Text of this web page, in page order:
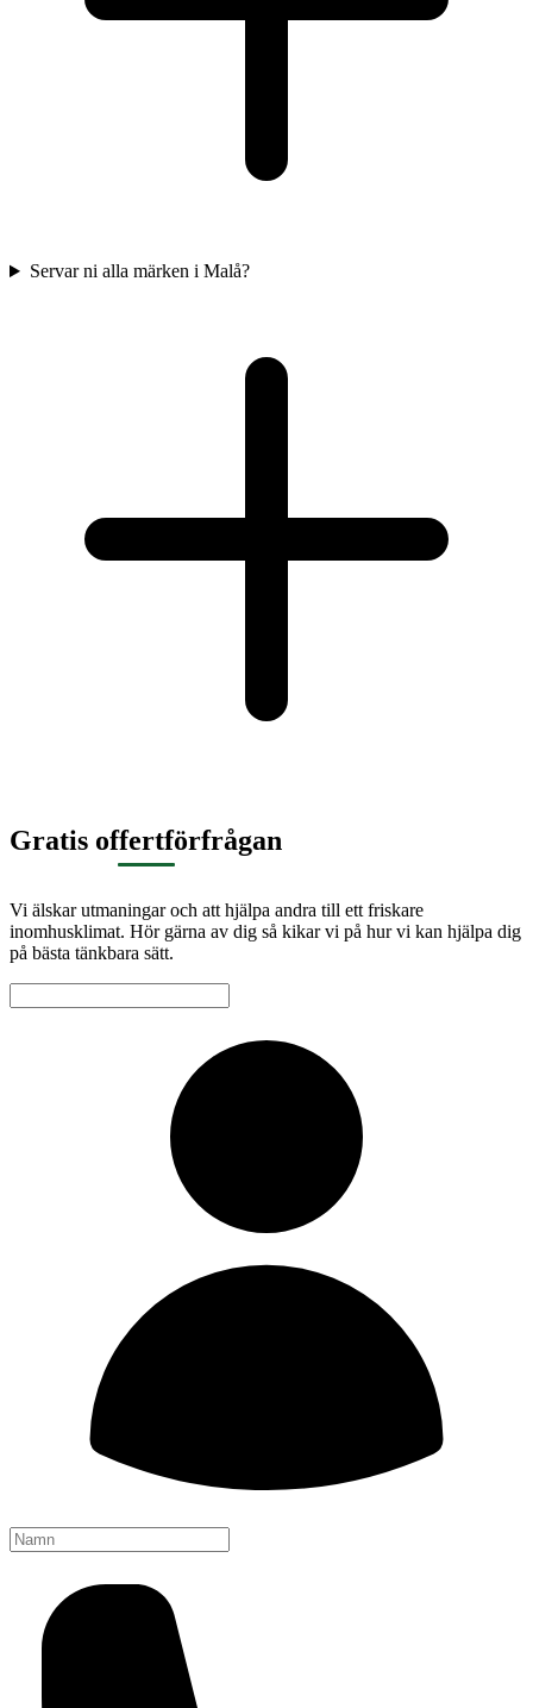
Servar ni alla märken i Malå?
Gratis offertförfrågan
Vi älskar utmaningar och att hjälpa andra till ett friskare
inomhusklimat. Hör gärna av dig så kikar vi på hur vi kan hjälpa dig
på bästa tänkbara sätt.